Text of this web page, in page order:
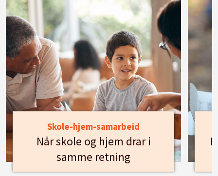
Skole-hjem-samarbeid
Når skole og hjem drar i
samme retning